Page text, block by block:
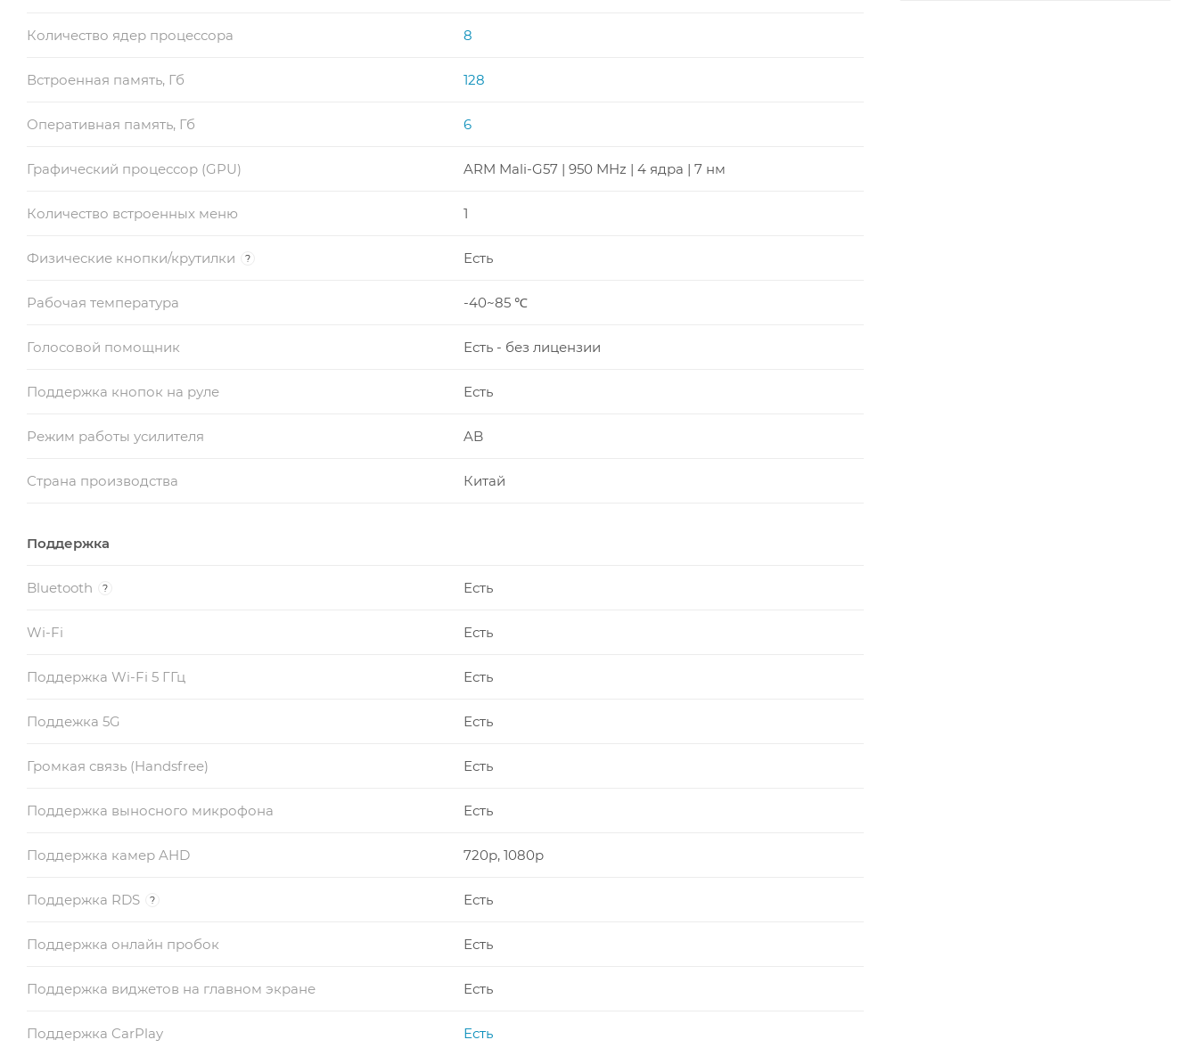
Количество ядер процессора 8
Встроенная память, Гб 128
Оперативная память, Гб 6
Графический процессор (GPU) ARM Mali-G57 | 950 MHz | 4 ядра | 7 нм
Количество встроенных меню 1
Физические кнопки/крутилки ? Есть
Рабочая температура -40~85 ℃
Голосовой помощник Есть - без лицензии
Поддержка кнопок на руле Есть
Режим работы усилителя AB
Страна производства Китай
Поддержка
Bluetooth ? Есть
Wi-Fi Есть
Поддержка Wi-Fi 5 ГГц Есть
Поддежка 5G Есть
Громкая связь (Handsfree) Есть
Поддержка выносного микрофона Есть
Поддержка камер AHD 720p, 1080p
Поддержка RDS ? Есть
Поддержка онлайн пробок Есть
Поддержка виджетов на главном экране Есть
Поддержка CarPlay Есть